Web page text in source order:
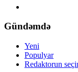
Gündəmdə
Yeni
Populyar
Redaktorun